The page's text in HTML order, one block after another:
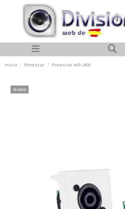
Inicio Fonestar Fonestar WP-38K
Nuevo